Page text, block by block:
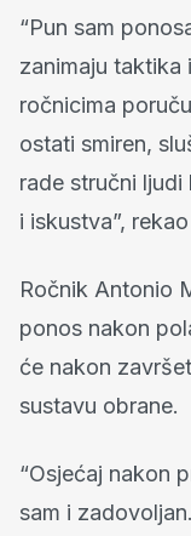
“Pun sam
zanimaju taktika
ročnicima
ostati smiren,
rade stručni ljudi
i iskustva”,
Ročnik Antonio
ponos nakon
će nakon
sustavu obrane.
“Osjećaj nakon
sam i